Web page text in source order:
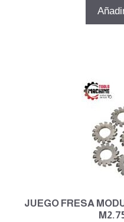
JUEGO FRESA